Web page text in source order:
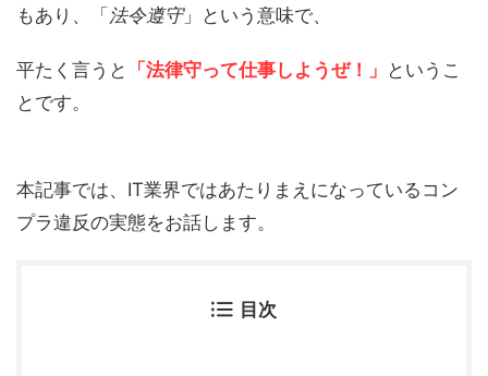
もあり、「 法令遵守」という意味で、
平たく言うと 「法律守って仕事しようぜ！」 というこ
とです。
本記事では、IT業界ではあたりまえになっているコン
プラ違反の実態をお話します。
目次